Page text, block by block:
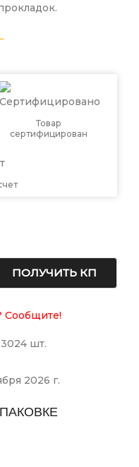
Товар
сертифицирован
ПОЛУЧИТЬ КП
Сообщите!
3024 шт.
2026 г.